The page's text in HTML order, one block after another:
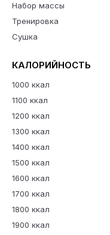
Набор массы
Тренировка
Сушка
КАЛОРИЙНОСТЬ
1000 ккал
1100 ккал
1200 ккал
1300 ккал
1400 ккал
1500 ккал
1600 ккал
1700 ккал
1800 ккал
1900 ккал